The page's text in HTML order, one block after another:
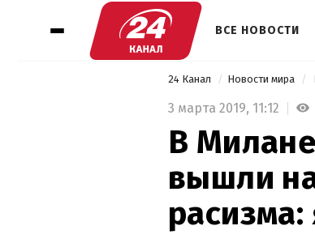
ВСЕ НОВОСТИ
24 Канал Новости мира
3 марта 2019, 11:12
В
вышли